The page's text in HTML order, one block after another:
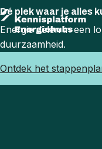
Dé plek waar je alles
Energie delen in een
duurzaamheid.
Ontdek het